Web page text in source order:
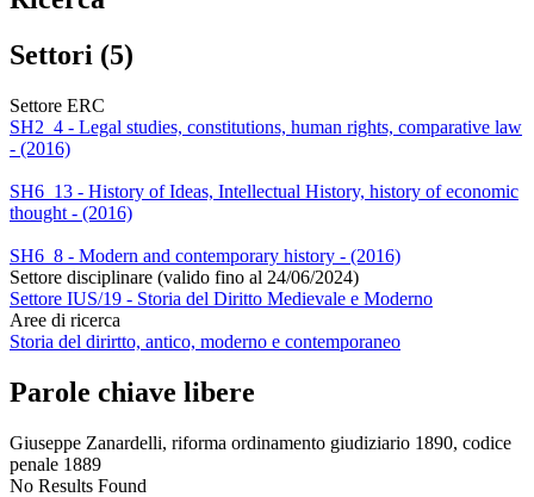
Settori (5)
Settore ERC
SH2_4 - Legal studies, constitutions, human rights, comparative law
- (2016)
SH6_13 - History of Ideas, Intellectual History, history of economic
thought - (2016)
SH6_8 - Modern and contemporary history - (2016)
Settore disciplinare (valido fino al 24/06/2024)
Settore IUS/19 - Storia del Diritto Medievale e Moderno
Aree di ricerca
Storia del dirirtto, antico, moderno e contemporaneo
Parole chiave libere
Giuseppe Zanardelli, riforma ordinamento giudiziario 1890, codice
penale 1889
No Results Found